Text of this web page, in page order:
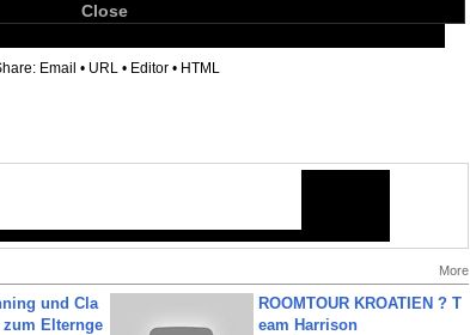
Close
Email • URL • Editor • HTML
More
und Cla
Elternge
ROOMTOUR KROATIEN ? T
eam Harrison